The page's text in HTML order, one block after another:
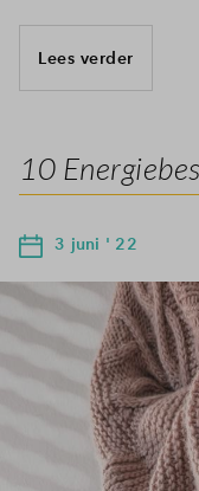
Lees verder
10
3 juni ' 22